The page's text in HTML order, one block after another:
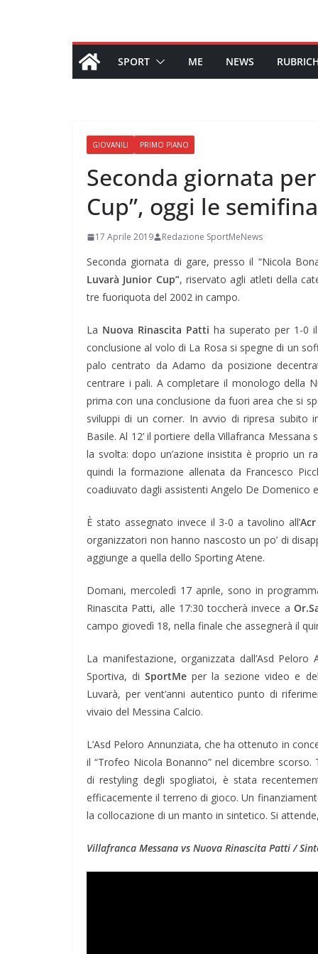
SPORT ME NEWS
GIOVANILI PRIMO PIANO
Seconda giornata
Cup”, oggi le
17 Aprile 2019 Redazione SportMeNews
Seconda giornata di gare, presso il “Nicola
Luvarà Junior Cup”, riservato agli atleti della
tre fuoriquota del 2002 in campo.
La Nuova Rinascita Patti ha superato per 1-0 il
conclusione al volo di La Rosa si spegne di un
palo centrato da Adamo da posizione
centrare i pali. A completare il monologo della
prima con una conclusione da fuori area che si
sviluppi di un corner. In avvio di ripresa subito
Basile. Al 12’ il portiere della Villafranca
la svolta: dopo un’azione insistita è proprio un
quindi la formazione allenata da Francesco
coadiuvato dagli assistenti Angelo De Domenico
È stato assegnato invece il 3-0 a tavolino all’
organizzatori non hanno nascosto un po’ di
aggiunge a quella dello Sporting Atene.
Domani, mercoledì 17 aprile, sono in
Rinascita Patti, alle 17:30 toccherà invece a
campo giovedì 18, nella finale che assegnerà il
La manifestazione, organizzata dall’Asd
Sportiva, diSportMe per la sezione video e
Luvarà, per vent’anni autentico punto di
vivaio del Messina Calcio.
L’Asd Peloro Annunziata, che ha ottenuto in
il “Trofeo Nicola Bonanno” nel dicembre
di restyling degli spogliatoi, è stata
efficacemente il terreno di gioco. Un
la collocazione di un manto in sintetico. Si
Villafranca Messana vs Nuova Rinascita Patti /